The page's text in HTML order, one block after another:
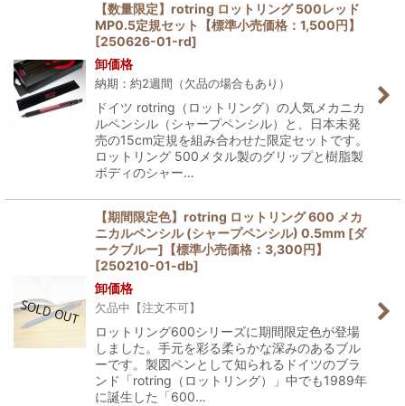
【数量限定】rotring ロットリング 500レッド
MP0.5定規セット【標準小売価格：1,500円】
[250626-01-rd]
卸価格
納期：約2週間（欠品の場合もあり）
ドイツ rotring（ロットリング）の人気メカニカ
ルペンシル（シャープペンシル）と、日本未発
売の15cm定規を組み合わせた限定セットです。
ロットリング 500メタル製のグリップと樹脂製
ボディのシャー…
【期間限定色】rotring ロットリング 600 メカ
ニカルペンシル (シャープペンシル) 0.5mm [ダ
ークブルー]【標準小売価格：3,300円】
[250210-01-db]
卸価格
欠品中【注文不可】
ロットリング600シリーズに期間限定色が登場
しました。手元を彩る柔らかな深みのあるブル
ーです。製図ペンとして知られるドイツのブラ
ンド「rotring（ロットリング）」中でも1989年
に誕生した「600…